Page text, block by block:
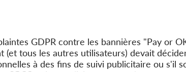
GDPR contre les bannières "Pay or
(et tous les autres utilisateurs) devait
à des fins de suivi publicitaire ou s'il